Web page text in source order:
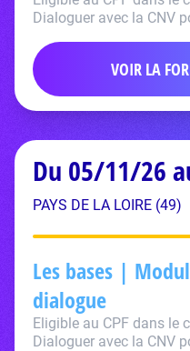
Dialoguer avec la CNV
VOIR LA
Du 05/11/26
PAYS DE LA LOIRE (49)
Les bases |
dialogue
Eligible au CPF dans le
Dialoguer avec la CNV